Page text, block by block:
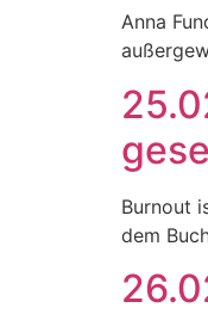
Anna
Burnout
dem